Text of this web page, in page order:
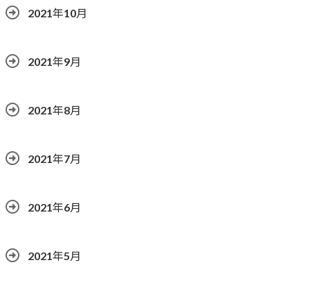
2021年10月
2021年9月
2021年8月
2021年7月
2021年6月
2021年5月